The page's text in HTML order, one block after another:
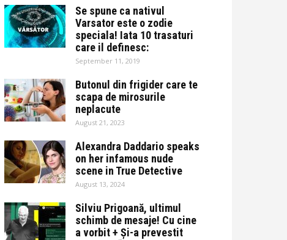
Se spune ca nativul
Varsator este o zodie
speciala! Iata 10 trasaturi
care il definesc:
September 11, 2019
Butonul din frigider care te
scapa de mirosurile
neplacute
August 21, 2023
Alexandra Daddario speaks
on her infamous nude
scene in True Detective
August 13, 2024
Silviu Prigoană, ultimul
schimb de mesaje! Cu cine
a vorbit + Și-a prevestit